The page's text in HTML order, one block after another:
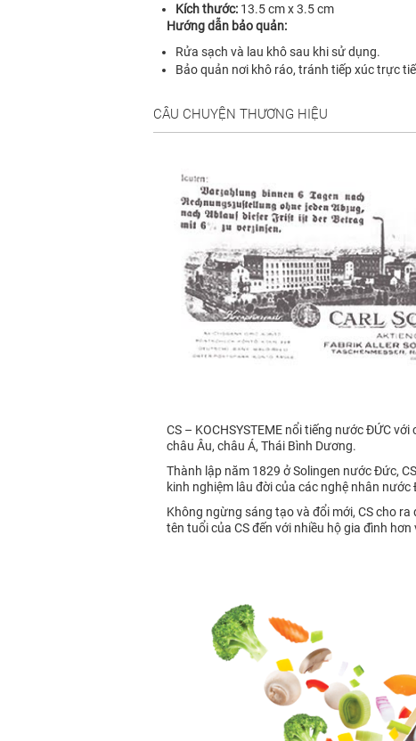
Kích thước: 13.5 cm x 3.5 cm
Hướng dẫn bảo quản:
Rửa sạch và lau khô sau khi sử dụng.
Bảo quản nơi khô ráo, tránh tiếp xúc trực
CÂU CHUYỆN THƯƠNG HIỆU
CS – KOCHSYSTEME nổi tiếng nước ĐỨC
châu Âu, châu Á, Thái Bình Dương.
Thành lập năm 1829 ở Solingen nước Đức,
kinh nghiệm lâu đời của các nghệ nhân nước
Không ngừng sáng tạo và đổi mới, CS cho
tên tuổi của CS đến với nhiều hộ gia đình